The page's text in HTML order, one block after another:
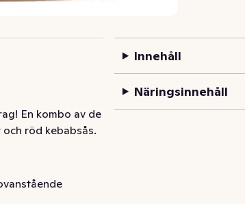
En kombo av de
röd kebabsås.
i byn Fågelmara i
färgämnen
Innehåll
Näringsinnehåll